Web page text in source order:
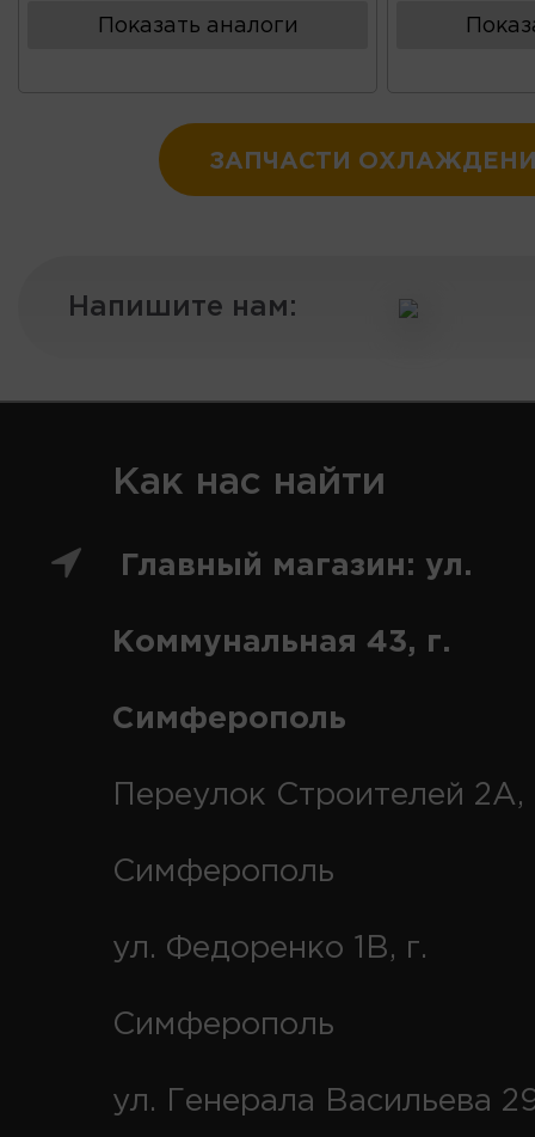
Показать аналоги
ЗАПЧАСТИ
Напишите нам:
Как нас найти
Главный магазин: ул.
Коммунальная 43, г.
Симферополь
Переулок Строителей 2А,
Симферополь
ул. Федоренко 1В, г.
Симферополь
ул. Генерала Васильева